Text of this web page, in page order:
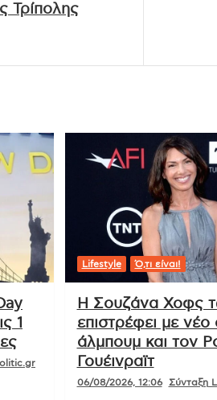
Τρίπολης
1
Lifestyle Ό,τι είναι!
Η Σουζάνα Χοφς
επιστρέφει με νέο
άλμπουμ και τον
Γουέινραϊτ
06/08/2026, 12:06 Σύνταξη